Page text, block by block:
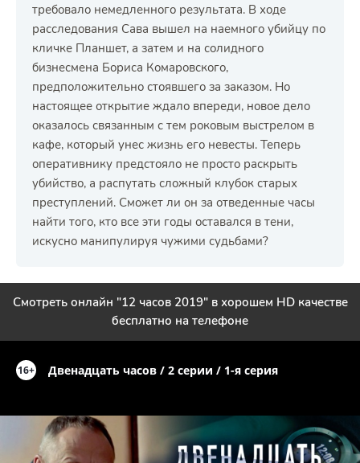
требовало немедленного результата. В ходе
расследования Сава вышел на наемного убийцу по
кличке Планшет, а затем и на солидного
бизнесмена Бориса Комаровского,
предположительно стоявшего за заказом. Но
настоящее открытие ждало впереди, новое дело
оказалось связанным с тем роковым выстрелом в
кафе, который унес жизнь его невесты. Теперь
оперативнику предстояло не просто раскрыть
убийство, а распутать сложный клубок старых
преступлений. Сможет ли он за отведенные часы
найти того, кто все эти годы оставался в тени,
искусно манипулируя чужими судьбами?
Смотреть онлайн "12 часов 2019" в хорошем HD качестве
бесплатно на телефоне